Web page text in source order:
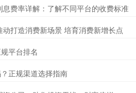
费率详解：了解不同平台的收费标准
打造消费新场景 培育消费新增长点
平台排名
正规渠道选择指南